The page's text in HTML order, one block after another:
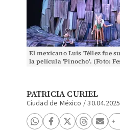
El mexicano Luis Téllez fue
la película 'Pinocho'. (Foto:
PATRICIA CURIEL
Ciudad de México /